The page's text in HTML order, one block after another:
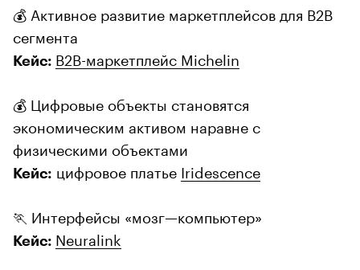
💰 Активное развитие маркетплейсов для B2B
сегмента
Кейс: B2B-маркетплейс Michelin
💰 Цифровые объекты становятся
экономическим активом наравне с
физическими объектами
Кейс: цифровое платье Iridescence
🏃 Интерфейсы «мозг—компьютер»
Кейс: Neuralink